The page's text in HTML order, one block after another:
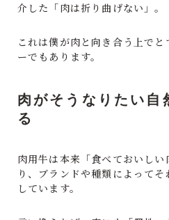
介した「肉は折り曲げない」。
これは僕が肉と向き合う上で
ーでもあります。
肉がそうなりたい自
る
肉用牛は本来「食べておいし
り、ブランドや種類によって
しています。